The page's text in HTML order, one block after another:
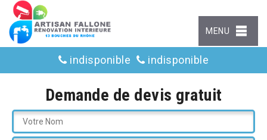
MENU
indisponible indisponible
Demande de devis gratuit